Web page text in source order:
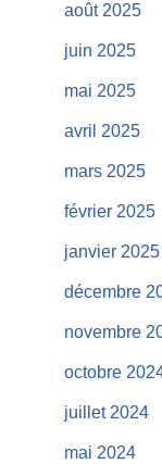
août 2025
juin 2025
mai 2025
avril 2025
mars 2025
février 2025
janvier 2025
décembre
novembre
octobre
juillet 2024
mai 2024